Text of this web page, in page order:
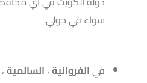
سواء في حولي.
فيالفروانية، السالمية،